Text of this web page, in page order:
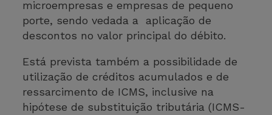
microempresas e empresas de pequeno
porte, sendo vedada a aplicação de
descontos no valor principal do débito.
Está prevista também a possibilidade de
utilização de créditos acumulados e de
ressarcimento de ICMS, inclusive na
hipótese de substituição tributária (ICMS-